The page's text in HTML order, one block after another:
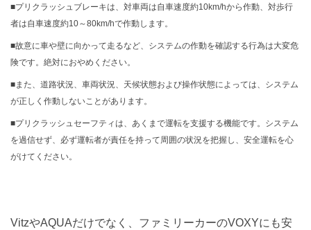
■プリクラッシュブレーキは、対車両は自車速度約10km/hから作動、対歩行
者は自車速度約10～80km/hで作動します。
■故意に車や壁に向かって走るなど、システムの作動を確認する行為は大変危
険です。絶対におやめください。
■また、道路状況、車両状況、天候状態および操作状態によっては、システム
が正しく作動しないことがあります。
■プリクラッシュセーフティは、あくまで運転を支援する機能です。システム
を過信せず、必ず運転者が責任を持って周囲の状況を把握し、安全運転を心
がけてください。
VitzやAQUAだけでなく、ファミリーカーのVOXYにも安